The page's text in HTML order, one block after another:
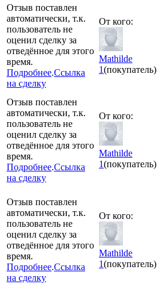
Отзыв поставлен
автоматически, т.к.
пользователь не
оценил сделку за
отведённое для этого
время.
Подробнее.Ссылка
на сделку
От кого:
Mathilde
1(покупатель)
Отзыв поставлен
автоматически, т.к.
пользователь не
оценил сделку за
отведённое для этого
время.
Подробнее.Ссылка
на сделку
От кого:
Mathilde
1(покупатель)
Отзыв поставлен
автоматически, т.к.
пользователь не
оценил сделку за
отведённое для этого
время.
Подробнее.Ссылка
на сделку
От кого:
Mathilde
1(покупатель)